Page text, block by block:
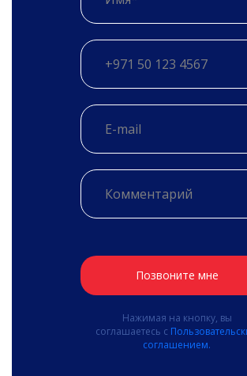
Позвоните мне
Нажимая на кнопку, вы
соглашаетесь с
соглашением.